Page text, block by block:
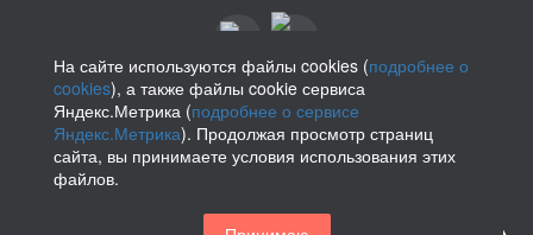
info@parikof.ru
Политика конфиденциальности
На сайте используются файлы cookies (подробнее о
cookies), а также файлы cookie сервиса
Яндекс.Метрика (подробнее о сервисе
Яндекс.Метрика). Продолжая просмотр страниц
сайта, вы принимаете условия использования этих
файлов.